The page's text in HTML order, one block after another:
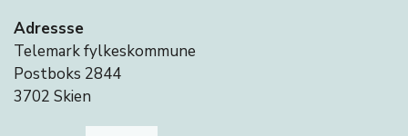
Adressse
Telemark fylkeskommune
Postboks 2844
3702 Skien